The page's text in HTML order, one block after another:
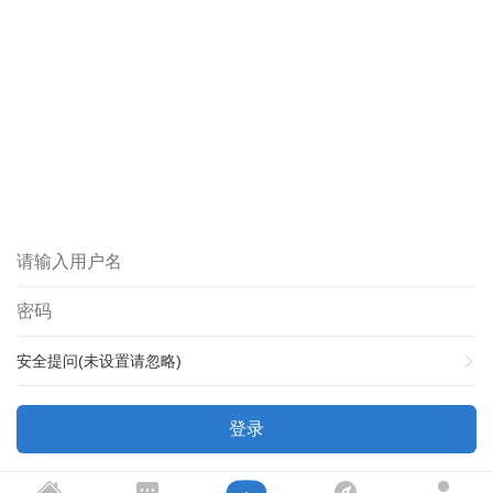
安全提问(未设置请忽略)
登录